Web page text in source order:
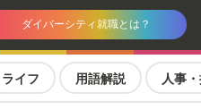
ダイバーシティ就職とは？
ライフ 用語解説 人事